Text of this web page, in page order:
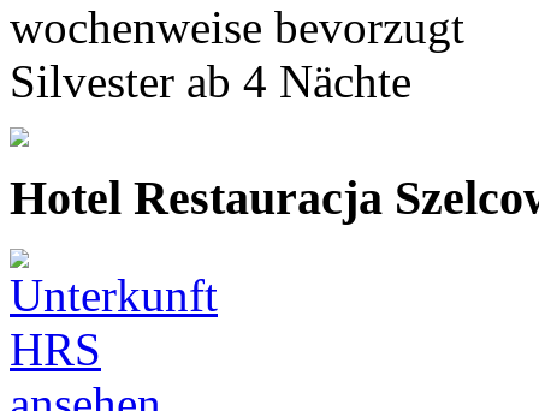
wochenweise bevorzugt
Silvester ab 4 Nächte
Hotel Restauracja